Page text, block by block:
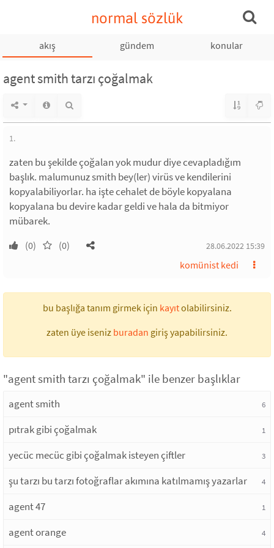
normal sözlük
akış gündem konular
agent smith tarzı çoğalmak
1.
zaten bu şekilde çoğalan yok mudur diye cevapladığım
başlık. malumunuz smith bey(ler) virüs ve kendilerini
kopyalabiliyorlar. ha işte cehalet de böyle kopyalana
kopyalana bu devire kadar geldi ve hala da bitmiyor
mübarek.
(0) (0) 28.06.2022 15:39
komünist kedi
bu başlığa tanım girmek için kayıtolabilirsiniz.
zaten üye iseniz buradan giriş yapabilirsiniz.
"agent smith tarzı çoğalmak" ile benzer başlıklar
agent smith 6
pıtrak gibi çoğalmak 1
yecüc mecüc gibi çoğalmak isteyen çiftler 3
şu tarzı bu tarzı fotoğraflar akımına katılmamış yazarlar 4
agent 47 1
agent orange 4